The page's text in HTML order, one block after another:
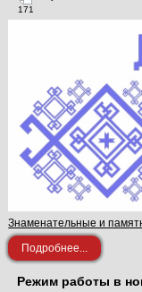
171
Знаменательные и
Подробнее...
Режим работы в